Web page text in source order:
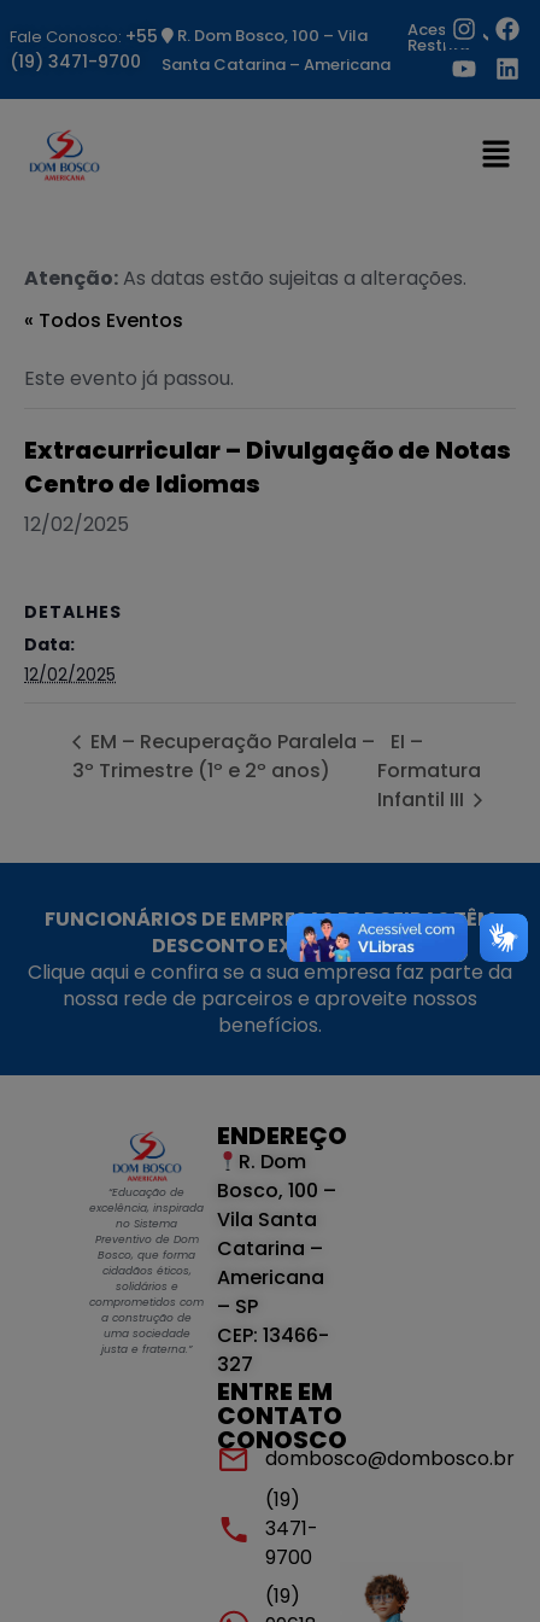
Fale Conosco: +55
(19) 3471-9700
R. Dom Bosco, 100 – Vila
Santa Catarina – Americana
Acesso
Restrito
Atenção:As datas estão sujeitas a alterações.
« Todos Eventos
Este evento já passou.
Extracurricular – Divulgação de Notas
Centro de Idiomas
12/02/2025
DETALHES
Data:
12/02/2025
EM – Recuperação Paralela –
3º Trimestre (1º e 2º anos)
EI –
Formatura
Infantil III
FUNCIONÁRIOS DE EMPRESAS PARCEIRAS TÊM
DESCONTO EXCLUSIVO!
Clique aqui e confira se a sua empresa faz parte da
nossa rede de parceiros e aproveite nossos
benefícios.
“Educação de
excelência, inspirada
no Sistema
Preventivo de Dom
Bosco, que forma
cidadãos éticos,
solidários e
comprometidos com
a construção de
uma sociedade
justa e fraterna.”
ENDEREÇO
R. Dom
Bosco, 100 –
Vila Santa
Catarina –
Americana
– SP
CEP: 13466-
327
ENTRE EM
CONTATO
CONOSCO
dombosco@dombosco.br
(19)
3471-
9700
(19)